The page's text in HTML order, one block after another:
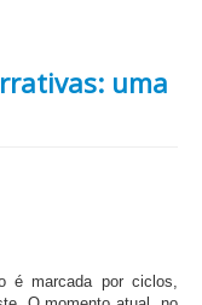
uma
é marcada por ciclos,